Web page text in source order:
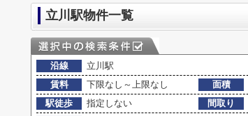
立川駅物件一覧
沿線
立川駅
賃料
下限なし～上限なし 面積
駅徒歩
指定しない 間取り